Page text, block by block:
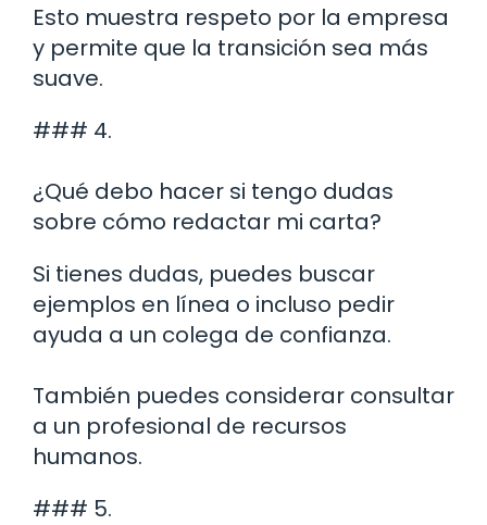
Esto muestra respeto por la empresa
y permite que la transición sea más
suave.
### 4.
¿Qué debo hacer si tengo dudas
sobre cómo redactar mi carta?
Si tienes dudas, puedes buscar
ejemplos en línea o incluso pedir
ayuda a un colega de confianza.
También puedes considerar consultar
a un profesional de recursos
humanos.
### 5.